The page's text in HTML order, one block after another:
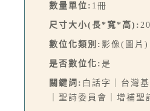
數量單位: 1冊
尺寸大小(長*寬*高):
數位化類別: 影像(圖片)
是否數位化: 是
關鍵詞: 白話字｜台灣
｜聖詩委員會｜增補聖